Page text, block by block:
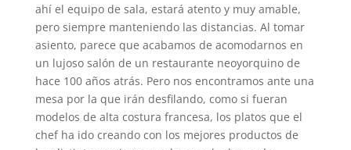
ahí el equipo de sala, estará atento y muy amable,
pero siempre manteniendo las distancias. Al tomar
asiento, parece que acabamos de acomodarnos en
un lujoso salón de un restaurante neoyorquino de
hace 100 años atrás. Pero nos encontramos ante una
mesa por la que irán desfilando, como si fueran
modelos de alta costura francesa, los platos que el
chef ha ido creando con los mejores productos de